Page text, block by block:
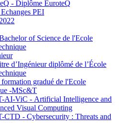
- Diplôme EuroteQ
PEI
of Science de l'Ecole
d’Ingénieur diplômé de l’École
gradué de l'Ecole
-MSc&T
AI-ViC - Artificial Intelligence and
Visual Computing
CTD - Cybersecurity : Threats and